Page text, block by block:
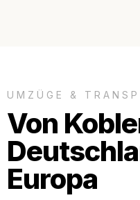
UMZÜGE &
Von
Europa